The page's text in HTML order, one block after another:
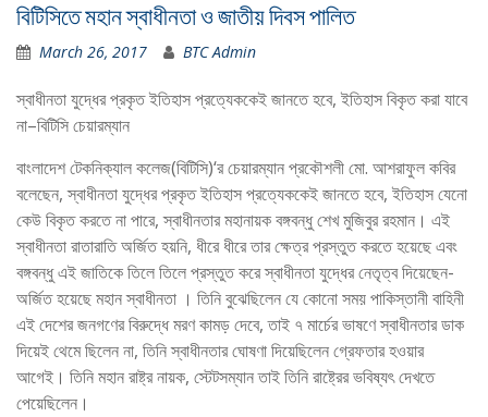
বিটিসিতে মহান স্বাধীনতা ও জাতীয় দিবস পালিত
March 26, 2017 BTC Admin
স্বাধীনতা যুদ্ধের প্রকৃত ইতিহাস প্রত্যেককেই জানতে হবে, ইতিহাস বিকৃত করা যাবে
না–বিটিসি চেয়ারম্যান
বাংলাদেশ টেকনিক্যাল কলেজ(বিটিসি)‘র চেয়ারম্যান প্রকৌশলী মো. আশরাফুল কবির
বলেছেন, স্বাধীনতা যুদ্ধের প্রকৃত ইতিহাস প্রত্যেককেই জানতে হবে, ইতিহাস যেনো
কেউ বিকৃত করতে না পারে, স্বাধীনতার মহানায়ক বঙ্গবন্ধু শেখ মুজিবুর রহমান। এই
স্বাধীনতা রাতারাতি অর্জিত হয়নি, ধীরে ধীরে তার ক্ষেত্র প্রস্তুত করতে হয়েছে এবং
বঙ্গবন্ধু এই জাতিকে তিলে তিলে প্রস্তুত করে স্বাধীনতা যুদ্ধের নেতৃত্ব দিয়েছেন-
অর্জিত হয়েছে মহান স্বাধীনতা । তিনি বুঝেছিলেন যে কোনো সময় পাকিস্তানী বাহিনী
এই দেশের জনগণের বিরুদ্ধে মরণ কামড় দেবে, তাই ৭ মার্চের ভাষণে স্বাধীনতার ডাক
দিয়েই থেমে ছিলেন না, তিনি স্বাধীনতার ঘোষণা দিয়েছিলেন গ্রেফতার হওয়ার
আগেই। তিনি মহান রাষ্ট্র নায়ক, স্টেটসম্যান তাই তিনি রাষ্ট্রের ভবিষ্যৎ দেখতে
পেয়েছিলেন।